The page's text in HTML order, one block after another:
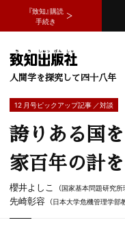
『致知』購読
手続き
人間学を探究して四十八年
12 月号ピックアップ記事 ／対談
誇りある国
家百年の計
櫻井よしこ （国家基本問題研究所
先崎彰容 （日本大学危機管理学部